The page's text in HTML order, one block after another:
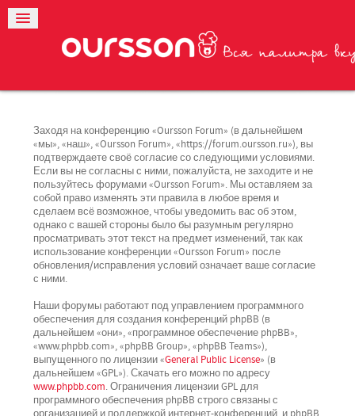
Заходя на конференцию «Oursson Forum» (в дальнейшем
«мы», «наш», «Oursson Forum», «https://forum.oursson.ru»), вы
подтверждаете своё согласие со следующими условиями.
Если вы не согласны с ними, пожалуйста, не заходите и не
пользуйтесь форумами «Oursson Forum». Мы оставляем за
собой право изменять эти правила в любое время и
сделаем всё возможное, чтобы уведомить вас об этом,
однако с вашей стороны было бы разумным регулярно
просматривать этот текст на предмет изменений, так как
использование конференции «Oursson Forum» после
обновления/исправления условий означает ваше согласие
с ними.
Наши форумы работают под управлением программного
обеспечения для создания конференций phpBB (в
дальнейшем «они», «программное обеспечение phpBB»,
«www.phpbb.com», «phpBB Group», «phpBB Teams»),
выпущенного по лицензии «General Public License» (в
дальнейшем «GPL»). Скачать его можно по адресу
www.phpbb.com. Ограничения лицензии GPL для
программного обеспечения phpBB строго связаны с